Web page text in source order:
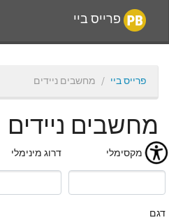
פרייס ביי
פרייס ביי מחשבים ניידים
מחשבים ניידים
מחיר מקסימלי דרוג מינימלי
דגם